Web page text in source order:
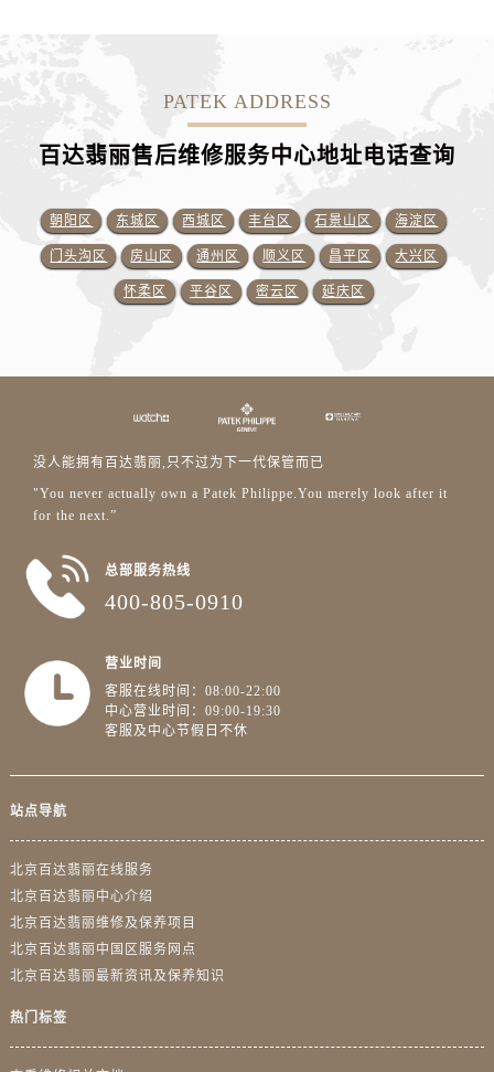
PATEK ADDRESS
百达翡丽售后维修服务中心地址电话查询
朝阳区 东城区 西城区 丰台区 石景山区 海淀区
门头沟区 房山区 通州区 顺义区 昌平区 大兴区
怀柔区 平谷区 密云区 延庆区
没人能拥有百达翡丽,只不过为下一代保管而已
"You never actually own a Patek Philippe.You merely look after it
for the next.”
总部服务热线
400-805-0910
营业时间
客服在线时间：08:00-22:00
中心营业时间：09:00-19:30
客服及中心节假日不休
站点导航
北京百达翡丽在线服务
北京百达翡丽中心介绍
北京百达翡丽维修及保养项目
北京百达翡丽中国区服务网点
北京百达翡丽最新资讯及保养知识
热门标签